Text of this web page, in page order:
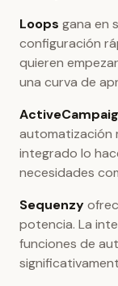
Loops gana en
configuración
quieren
una curva de
automatización
integrado lo
necesidades
Sequenzy
potencia. La
funciones de